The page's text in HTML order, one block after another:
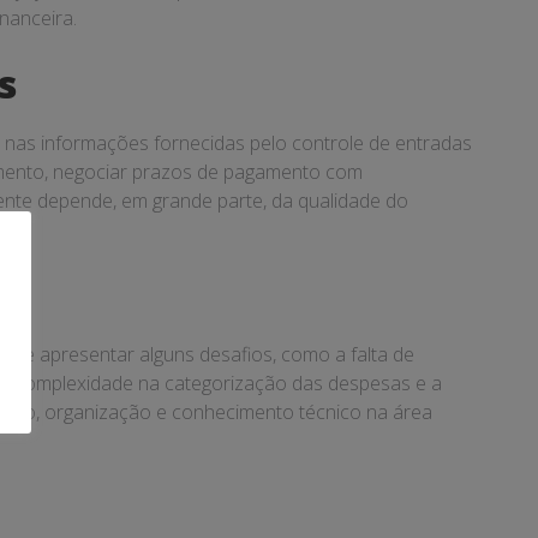
informações fornecidas pelo controle de entradas
negociar prazos de pagamento com
depende, em grande parte, da qualidade do
apresentar alguns desafios, como a falta de
complexidade na categorização das despesas e a
organização e conhecimento técnico na área